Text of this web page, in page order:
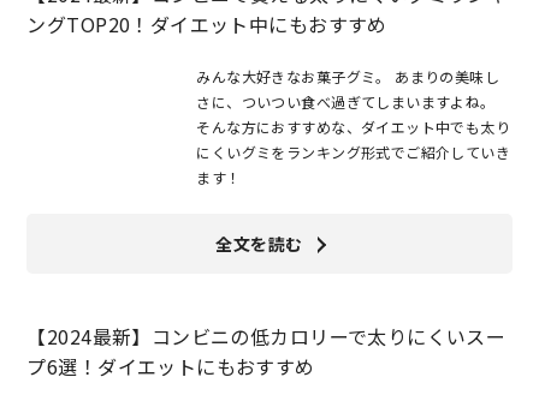
ングTOP20！ダイエット中にもおすすめ
みんな大好きなお菓子グミ。 あまりの美味し
さに、ついつい食べ過ぎてしまいますよね。
そんな方におすすめな、ダイエット中でも太り
にくいグミをランキング形式でご紹介していき
ます！
全文を読む
【2024最新】コンビニの低カロリーで太りにくいスー
プ6選！ダイエットにもおすすめ